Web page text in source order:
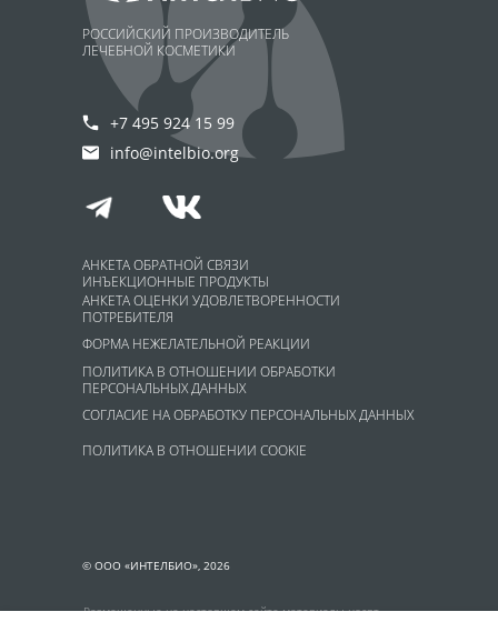
© ООО «ИНТЕЛБИО», 2026
АНКЕТА ОБРАТНОЙ СВЯЗИ
ИНЪЕКЦИОННЫЕ ПРОДУКТЫ
АНКЕТА ОЦЕНКИ УДОВЛЕТВОРЕННОСТИ
ПОТРЕБИТЕЛЯ
ФОРМА НЕЖЕЛАТЕЛЬНОЙ РЕАКЦИИ
ПОЛИТИКА В ОТНОШЕНИИ ОБРАБОТКИ
ПЕРСОНАЛЬНЫХ ДАННЫХ
СОГЛАСИЕ НА ОБРАБОТКУ ПЕРСОНАЛЬНЫХ ДАННЫХ
ПОЛИТИКА В ОТНОШЕНИИ COOKIE
РОССИЙСКИЙ ПРОИЗВОДИТЕЛЬ
ЛЕЧЕБНОЙ КОСМЕТИКИ
+7 495 924 15 99
info@intelbio.org
Размещенные на настоящем сайте материалы носят